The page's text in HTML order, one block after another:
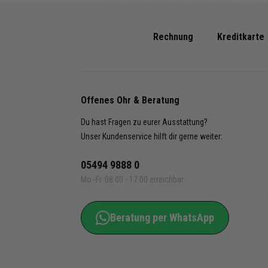
-
-
-
-
Rechnung Kreditkarte
Offenes Ohr & Beratung
Du hast Fragen zu eurer Ausstattung?
Unser Kundenservice hilft dir gerne weiter:
05494 9888 0
Mo.-Fr. 08.00 - 17.00 erreichbar
Beratung per WhatsApp